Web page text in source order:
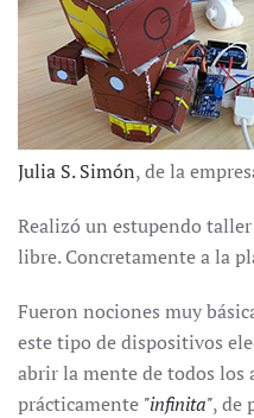
Julia S. Simón, de la
Realizó un estupendo
libre. Concretamente a la
Fueron nociones muy
este tipo de dispositivos
abrir la mente de todos los
prácticamente "infinita", de